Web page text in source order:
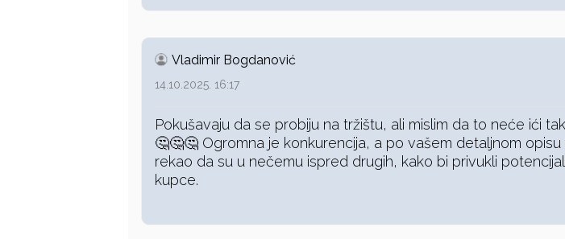
Vladimir Bogdanović
14.10.2025. 16:17
Pokušavaju da se probiju na tržištu, ali mislim da to neće ići
🤔🤔🤔 Ogromna je konkurencija, a po vašem detaljnom opisu
rekao da su u nečemu ispred drugih, kako bi privukli
kupce.